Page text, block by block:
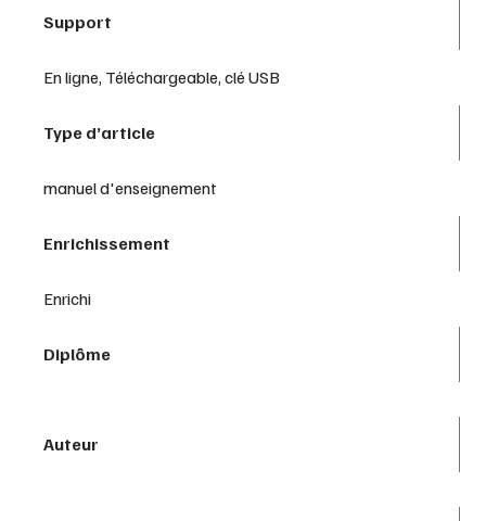
Support
En ligne, Téléchargeable, clé USB
Type d’article
manuel d'enseignement
Enrichissement
Enrichi
Diplôme
Auteur